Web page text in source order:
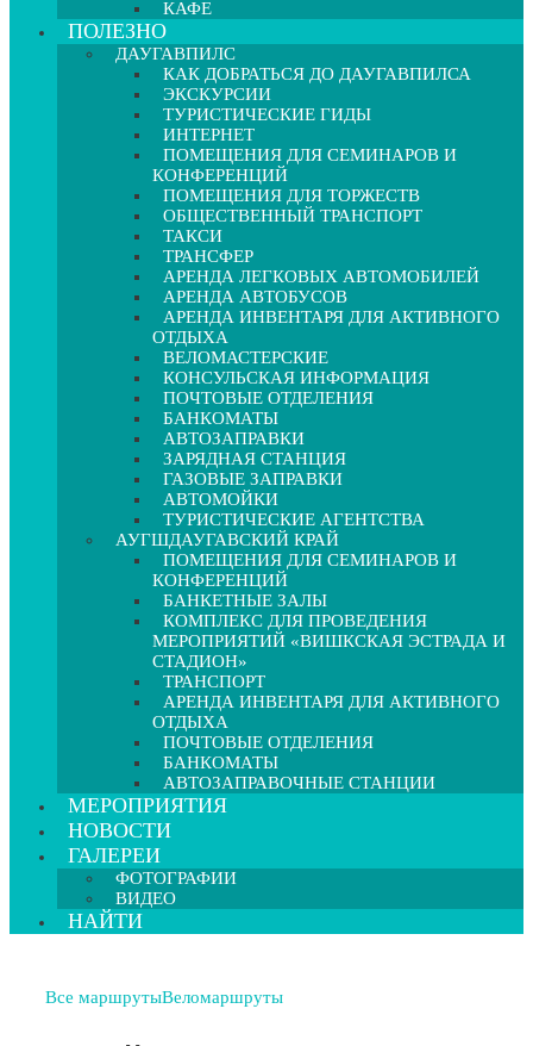
КАФЕ
ПОЛЕЗНО
ДАУГАВПИЛС
КАК ДОБРАТЬСЯ ДО ДАУГАВПИЛСА
ЭКСКУРСИИ
ТУРИСТИЧЕСКИЕ ГИДЫ
ИНТЕРНЕТ
ПОМЕЩЕНИЯ ДЛЯ СЕМИНАРОВ И
КОНФЕРЕНЦИЙ
ПОМЕЩЕНИЯ ДЛЯ ТОРЖЕСТВ
ОБЩЕСТВЕННЫЙ ТРАНСПОРТ
ТАКСИ
ТРАНСФЕР
АРЕНДА ЛЕГКОВЫХ АВТОМОБИЛЕЙ
АРЕНДА АВТОБУСОВ
АРЕНДА ИНВЕНТАРЯ ДЛЯ АКТИВНОГО
ОТДЫХА
ВЕЛОМАСТЕРСКИЕ
КОНСУЛЬСКАЯ ИНФОРМАЦИЯ
ПОЧТОВЫЕ ОТДЕЛЕНИЯ
БАНКОМАТЫ
АВТОЗАПРАВКИ
ЗАРЯДНАЯ СТАНЦИЯ
ГАЗОВЫЕ ЗАПРАВКИ
АВТОМОЙКИ
ТУРИСТИЧЕСКИЕ АГЕНТСТВА
АУГШДАУГАВСКИЙ КРАЙ
ПОМЕЩЕНИЯ ДЛЯ СЕМИНАРОВ И
КОНФЕРЕНЦИЙ
БАНКЕТНЫЕ ЗАЛЫ
КОМПЛЕКС ДЛЯ ПРОВЕДЕНИЯ
МЕРОПРИЯТИЙ «ВИШКСКАЯ ЭСТРАДА И
СТАДИОН»
ТРАНСПОРТ
АРЕНДА ИНВЕНТАРЯ ДЛЯ АКТИВНОГО
ОТДЫХА
ПОЧТОВЫЕ ОТДЕЛЕНИЯ
БАНКОМАТЫ
АВТОЗАПРАВОЧНЫЕ СТАНЦИИ
МЕРОПРИЯТИЯ
НОВОСТИ
ГАЛЕРЕИ
ФОТОГРАФИИ
ВИДЕО
НАЙТИ
Все маршрутыВеломаршруты